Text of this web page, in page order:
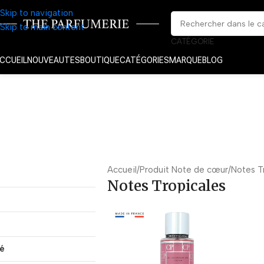
Skip to navigation
Skip to main content
CATÉGORIE
NOUVEAUTESBOUTIQUECATÉGORIESMARQUEBLOG
Accueil Produit Note de cœur Notes
Notes Tropicales